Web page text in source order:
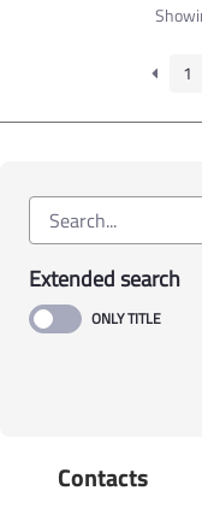
per la
presentazione
costi di
Annualità 2026
1
Extended search
Contacts